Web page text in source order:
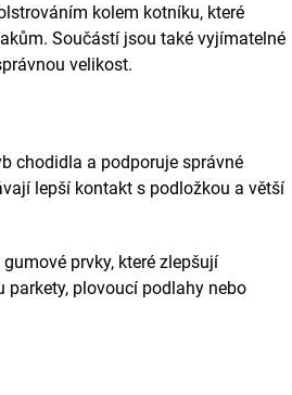
kolem kotníku, které
Součástí jsou také vyjímatelné
velikost.
chodidla a podporuje správné
lepší kontakt s podložkou a větší
prvky, které zlepšují
plovoucí podlahy nebo